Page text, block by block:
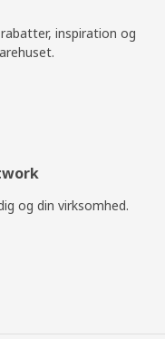
inspiration og
og din virksomhed.